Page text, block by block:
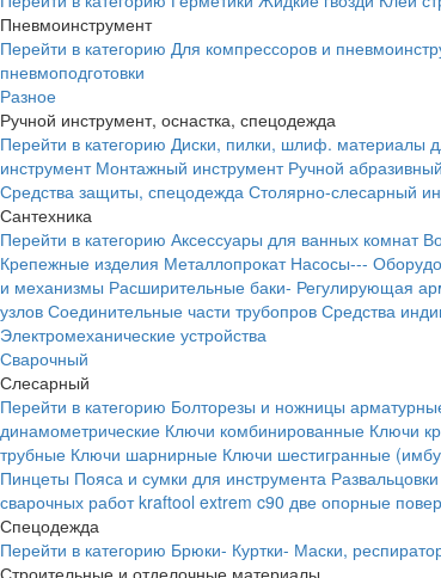
Пневмоинструмент
Перейти в категорию Для компрессоров и
пневмоподготовки
Разное
Ручной инструмент, оснастка, спецодежда
Перейти в категорию Диски, пилки, шлиф. материалы
инструмент Монтажный инструмент Ручной
Средства защиты, спецодежда Столярно-слесарный
Сантехника
Перейти в категорию Аксессуары для ванных комнат
Крепежные изделия Металлопрокат Насосы---
и механизмы Расширительные баки- Регулирующая
узлов Соединительные части трубопров Средства
Электромеханические устройства
Сварочный
Слесарный
Перейти в категорию Болторезы и ножницы
динамометрические Ключи комбинированные Ключи
трубные Ключи шарнирные Ключи шестигранные
Пинцеты Пояса и сумки для инструмента Развальцовки
сварочных работ kraftool extrem c90 две опорные
Спецодежда
Перейти в категорию Брюки- Куртки- Маски,
Строительные и отделочные материалы